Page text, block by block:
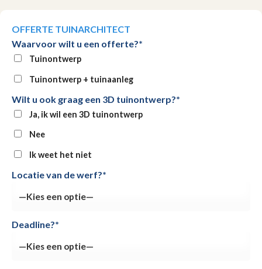
OFFERTE TUINARCHITECT
Waarvoor wilt u een offerte?*
Tuinontwerp
Tuinontwerp + tuinaanleg
Wilt u ook graag een 3D tuinontwerp?*
Ja, ik wil een 3D tuinontwerp
Nee
Ik weet het niet
Locatie van de werf?*
Deadline?*